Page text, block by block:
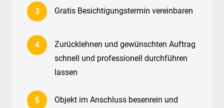
Gratis Besichtigungstermin vereinbaren
Zurücklehnen und gewünschten Auftrag
schnell und professionell durchführen
lassen
Objekt im Anschluss besenrein und